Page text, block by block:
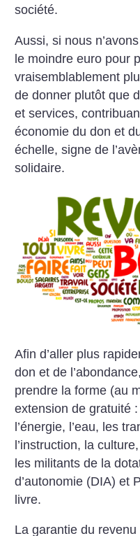
société.
Aussi, si nous
le moindre euro pour
vraisemblablement
de donner plutôt que
et services,
économie du don et
échelle, signe de
solidaire.
Afin d’aller plus
don et de
prendre la forme (au
extension de gratuité
l’énergie, l’eau, les
l’instruction, la
les militants de la
d’autonomie (DIA) et
livre.
La garantie du